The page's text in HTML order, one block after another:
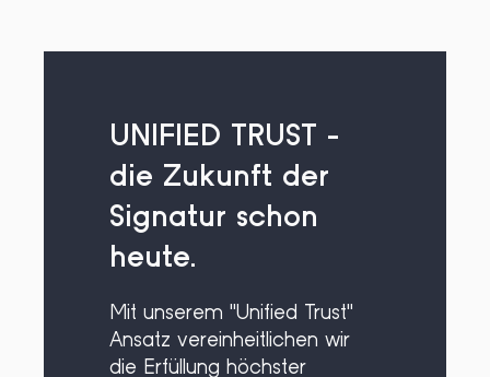
UNIFIED TRUST -
die Zukunft der
Signatur schon
heute.
Mit unserem "Unified Trust"
Ansatz vereinheitlichen wir
die Erfüllung höchster